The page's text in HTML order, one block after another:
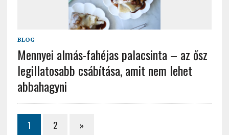
BLOG
Mennyei almás-fahéjas palacsinta – az ősz
legillatosabb csábítása, amit nem lehet
abbahagyni
1 2 »